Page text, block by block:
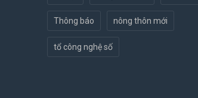
Thông báo nông thôn mới
tổ công nghệ số